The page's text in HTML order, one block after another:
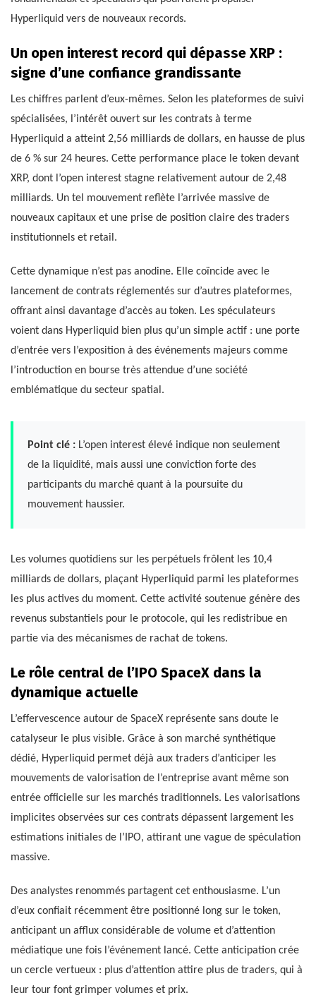
Hyperliquid vers de nouveaux records.
Un open interest record qui dépasse XRP :
signe d’une confiance grandissante
Les chiffres parlent d’eux-mêmes. Selon les plateformes de suivi
spécialisées, l’intérêt ouvert sur les contrats à terme
Hyperliquid a atteint 2,56 milliards de dollars, en hausse de plus
de 6 % sur 24 heures. Cette performance place le token devant
XRP, dont l’open interest stagne relativement autour de 2,48
milliards. Un tel mouvement reflète l’arrivée massive de
nouveaux capitaux et une prise de position claire des traders
institutionnels et retail.
Cette dynamique n’est pas anodine. Elle coïncide avec le
lancement de contrats réglementés sur d’autres plateformes,
offrant ainsi davantage d’accès au token. Les spéculateurs
voient dans Hyperliquid bien plus qu’un simple actif : une porte
d’entrée vers l’exposition à des événements majeurs comme
l’introduction en bourse très attendue d’une société
emblématique du secteur spatial.
Point clé : L’open interest élevé indique non seulement
de la liquidité, mais aussi une conviction forte des
participants du marché quant à la poursuite du
mouvement haussier.
Les volumes quotidiens sur les perpétuels frôlent les 10,4
milliards de dollars, plaçant Hyperliquid parmi les plateformes
les plus actives du moment. Cette activité soutenue génère des
revenus substantiels pour le protocole, qui les redistribue en
partie via des mécanismes de rachat de tokens.
Le rôle central de l’IPO SpaceX dans la
dynamique actuelle
L’effervescence autour de SpaceX représente sans doute le
catalyseur le plus visible. Grâce à son marché synthétique
dédié, Hyperliquid permet déjà aux traders d’anticiper les
mouvements de valorisation de l’entreprise avant même son
entrée officielle sur les marchés traditionnels. Les valorisations
implicites observées sur ces contrats dépassent largement les
estimations initiales de l’IPO, attirant une vague de spéculation
massive.
Des analystes renommés partagent cet enthousiasme. L’un
d’eux confiait récemment être positionné long sur le token,
anticipant un afflux considérable de volume et d’attention
médiatique une fois l’événement lancé. Cette anticipation crée
un cercle vertueux : plus d’attention attire plus de traders, qui à
leur tour font grimper volumes et prix.